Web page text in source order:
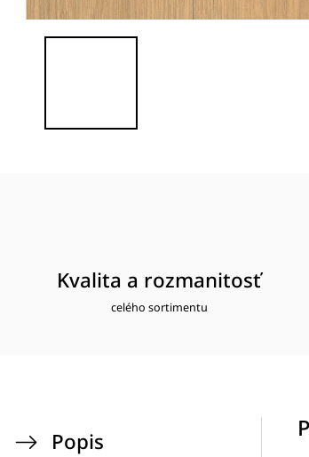
Kvalita a rozmanitosť
celého sortimentu
Popis